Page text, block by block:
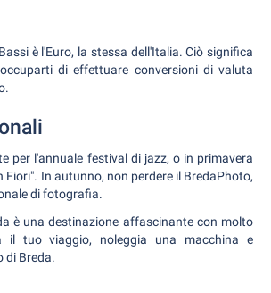
è l'Euro, la stessa dell'Italia. Ciò significa
di effettuare conversioni di valuta
per l'annuale festival di jazz, o in primavera
Fiori". In autunno, non perdere il BredaPhoto,
di fotografia.
è una destinazione affascinante con molto
il tuo viaggio, noleggia una macchina e
di Breda.